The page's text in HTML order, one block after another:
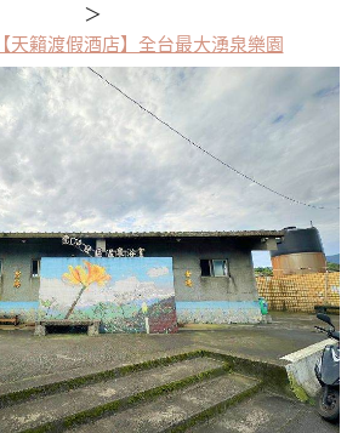
＞
【天籟渡假酒店】全台最大湧泉樂園